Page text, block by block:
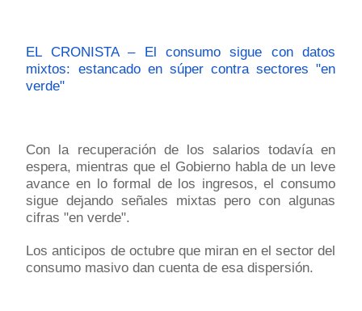
EL CRONISTA – El consumo sigue con datos
mixtos: estancado en súper contra sectores "en
verde"
Con la recuperación de los salarios todavía en
espera, mientras que el Gobierno habla de un leve
avance en lo formal de los ingresos, el consumo
sigue dejando señales mixtas pero con algunas
cifras "en verde".
Los anticipos de octubre que miran en el sector del
consumo masivo dan cuenta de esa dispersión.